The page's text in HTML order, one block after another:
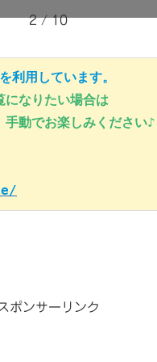
2 / 10
用しています。
になりたい場合は
手動でお楽しみください♪
ポンサーリンク